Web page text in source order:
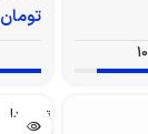
10
تومان
تمام شد!